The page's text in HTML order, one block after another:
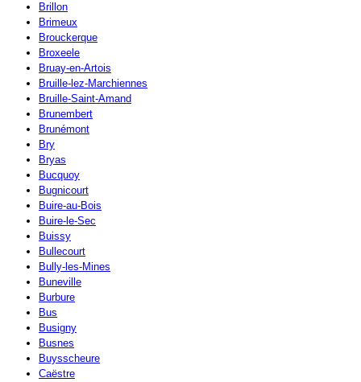
Brillon
Brimeux
Brouckerque
Broxeele
Bruay-en-Artois
Bruille-lez-Marchiennes
Bruille-Saint-Amand
Brunembert
Brunémont
Bry
Bryas
Bucquoy
Bugnicourt
Buire-au-Bois
Buire-le-Sec
Buissy
Bullecourt
Bully-les-Mines
Buneville
Burbure
Bus
Busigny
Busnes
Buysscheure
Caëstre